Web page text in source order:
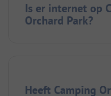
Is er internet op
Orchard Park?
Heeft Camping